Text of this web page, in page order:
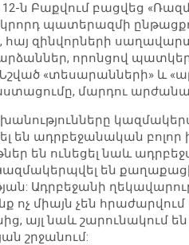
12-ն Բաքվում բացվեց
պատերազմի
զինվորների
արձաններ, որոնցով
Նշված «տեսարանների» և
մարդու
են ադրբեջանական
են ունեցել նաև
են
Ադրբեջանի
ոչ միայն չեն
այլ նաև
շրջանում: